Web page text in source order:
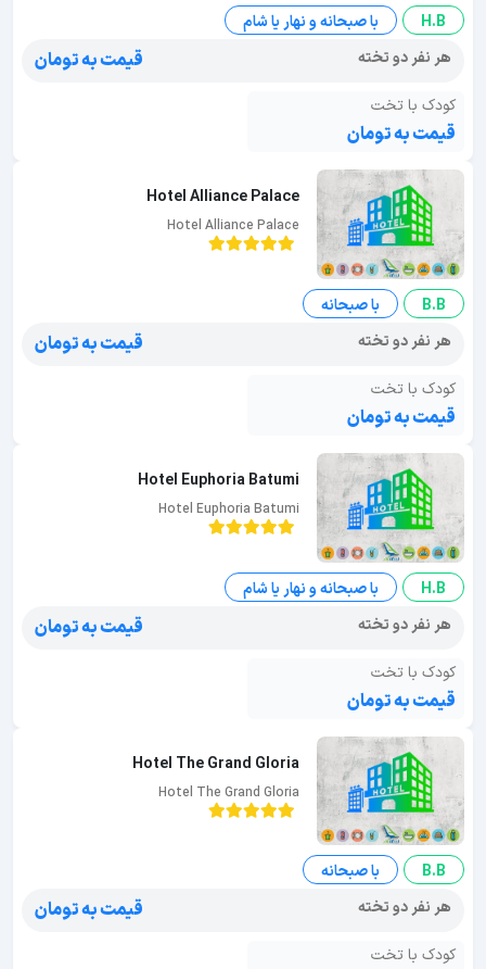
H.B
با صبحانه و نهار یا شام
هر نفر دو تخته
قیمت به تومان
کودک با تخت
قیمت به تومان
Hotel Alliance Palace
Hotel Alliance Palace
B.B
با صبحانه
هر نفر دو تخته
قیمت به تومان
کودک با تخت
قیمت به تومان
Hotel Euphoria Batumi
Hotel Euphoria Batumi
H.B
با صبحانه و نهار یا شام
هر نفر دو تخته
قیمت به تومان
کودک با تخت
قیمت به تومان
Hotel The Grand Gloria
Hotel The Grand Gloria
B.B
با صبحانه
هر نفر دو تخته
قیمت به تومان
کودک با تخت